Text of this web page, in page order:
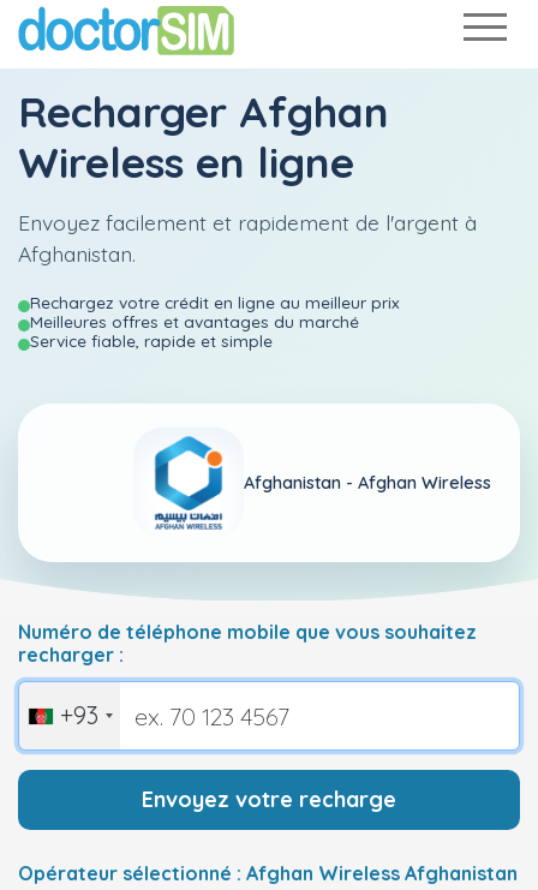
Recharger Afghan
Wireless en ligne
Envoyez facilement et rapidement de l'argent à
Afghanistan.
Rechargez votre crédit en ligne au meilleur prix
Meilleures offres et avantages du marché
Service fiable, rapide et simple
Afghanistan - Afghan Wireless
Numéro de téléphone mobile que vous souhaitez
recharger :
+93
Envoyez votre recharge
Opérateur sélectionné : Afghan Wireless Afghanistan